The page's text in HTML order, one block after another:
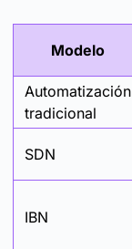
Modelo
Automatización
tradicional
SDN
IBN